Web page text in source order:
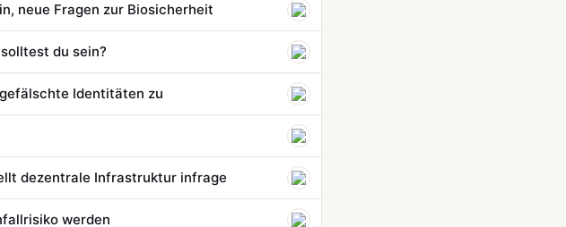
neue Fragen zur Biosicherheit
du sein?
Identitäten zu
dezentrale Infrastruktur infrage
werden